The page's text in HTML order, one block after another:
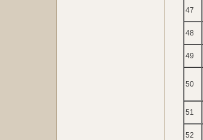
47
48
49
50
51
52